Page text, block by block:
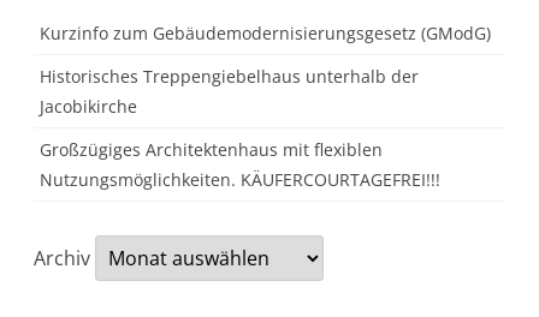
Kurzinfo zum Gebäudemodernisierungsgesetz (GModG)
Historisches Treppengiebelhaus unterhalb der
Jacobikirche
Großzügiges Architektenhaus mit flexiblen
Nutzungsmöglichkeiten. KÄUFERCOURTAGEFREI!!!
Archiv